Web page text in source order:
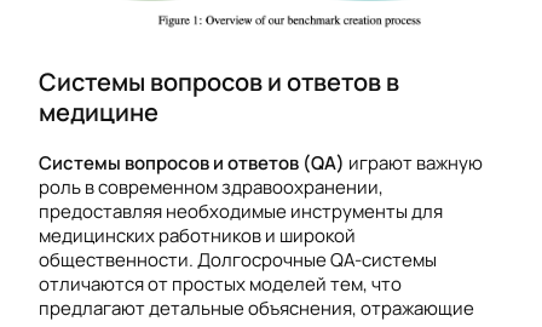
Системы вопросов и ответов в
медицине
Системы вопросов и ответов (QA) играют важную
роль в современном здравоохранении,
предоставляя необходимые инструменты для
медицинских работников и широкой
общественности. Долгосрочные QA-системы
отличаются от простых моделей тем, что
предлагают детальные объяснения, отражающие